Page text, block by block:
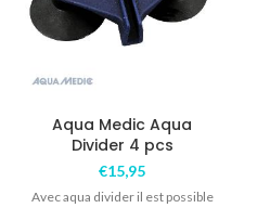
Aqua Medic Aqua
Divider 4 pcs
€15,95
Avec aqua divider il est possible